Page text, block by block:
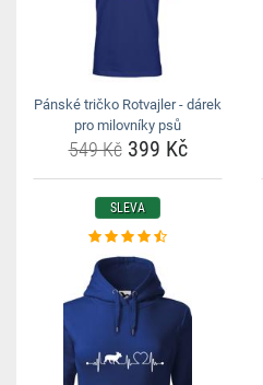
Pánské tričko Rotvajler - dárek
pro milovníky psů
549 Kč399 Kč
SLEVA